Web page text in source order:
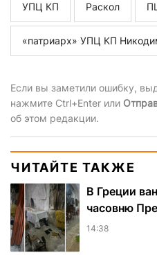
УПЦ КП Раскол
«патриарх» УПЦ КП
Если вы заметили ошибку,
нажмите Ctrl+Enter или
об этом редакции.
ЧИТАЙТЕ ТАКЖЕ
В Греции
часовню
14:38